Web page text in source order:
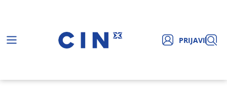
PRIJAVI